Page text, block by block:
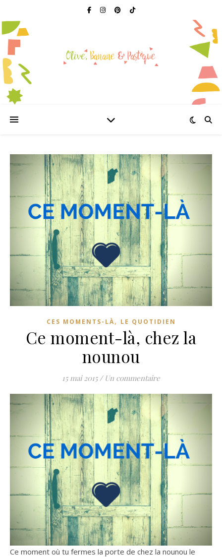
CES MOMENTS-LÀ, LE QUOTIDIEN
Ce moment-là, chez la
nounou
15 mai 2015 / Un commentaire
Ce moment où tu fermes la porte de chez la nounou le